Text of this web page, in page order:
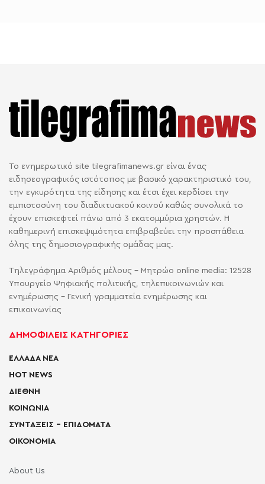
Το ενημερωτικό site tilegrafimanews.gr είναι ένας
ειδησεογραφικός ιστότοπος με βασικό χαρακτηριστικό του,
την εγκυρότητα της είδησης και έτσι έχει κερδίσει την
εμπιστοσύνη του διαδικτυακού κοινού καθώς συνολικά το
έχουν επισκεφτεί πάνω από 3 εκατομμύρια χρηστών. Η
καθημερινή επισκεψιμότητα επιβραβεύει την προσπάθεια
όλης της δημοσιογραφικής ομάδας μας.
Τηλεγράφημα Αριθμός μέλους - Μητρώο online media: 12528
Υπουργείο Ψηφιακής πολιτικής, τηλεπικοινωνιών και
ενημέρωσης - Γενική γραμματεία ενημέρωσης και
επικοινωνίας
ΔΗΜΟΦΙΛΕΙΣ ΚΑΤΗΓΟΡΙΕΣ
ΕΛΛΑΔΑ ΝΕΑ
HOT NEWS
ΔΙΕΘΝΗ
ΚΟΙΝΩΝΙΑ
ΣΥΝΤΑΞΕΙΣ – ΕΠΙΔΟΜΑΤΑ
ΟΙΚΟΝΟΜΙΑ
About Us